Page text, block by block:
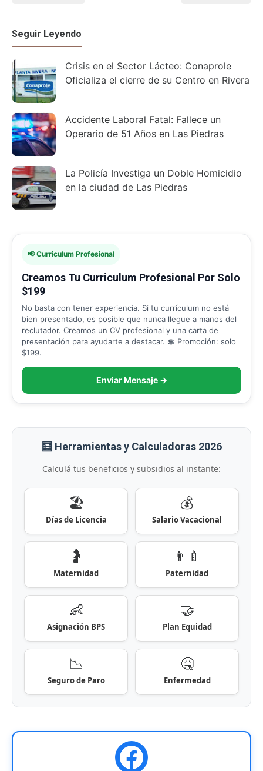
Seguir Leyendo
Crisis en el Sector Lácteo: Conaprole
Oficializa el cierre de su Centro en Rivera
Accidente Laboral Fatal: Fallece un
Operario de 51 Años en Las Piedras
La Policía Investiga un Doble Homicidio
en la ciudad de Las Piedras
📢 Curriculum Profesional
Creamos Tu Curriculum Profesional Por Solo
$199
No basta con tener experiencia. Si tu currículum no está
bien presentado, es posible que nunca llegue a manos del
reclutador. Creamos un CV profesional y una carta de
presentación para ayudarte a destacar. 💲 Promoción: solo
$199.
Enviar Mensaje →
🧮 Herramientas y Calculadoras 2026
Calculá tus beneficios y subsidios al instante:
🏖️
Días de Licencia
💰
Salario Vacacional
🤰
Maternidad
👨‍🍼
Paternidad
👶
Asignación BPS
🤝
Plan Equidad
📉
Seguro de Paro
🤒
Enfermedad